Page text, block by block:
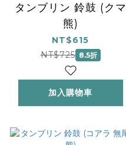
タンブリン 鈴鼓 (クマ
熊)
NT$615
NT$725 8.5折
加入購物車